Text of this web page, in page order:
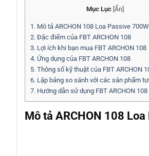
Mục Lục Ẩn
1. Mô tả ARCHON 108 Loa Passive
2. Đặc điểm của FBT ARCHON 108
3. Lợi ích khi bạn mua FBT ARCHON 108
4. Ứng dụng của FBT ARCHON 108
5. Thông số kỹ thuật của FBT ARCHON
6. Lập bảng so sánh với các sản phẩm
7. Hướng dẫn sử dụng FBT ARCHON 108
Mô tả ARCHON 108